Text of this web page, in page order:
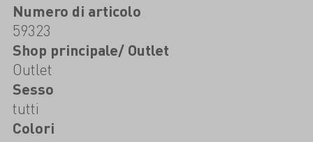
Numero di articolo
59323
Shop principale/ Outlet
Outlet
Sesso
tutti
Colori